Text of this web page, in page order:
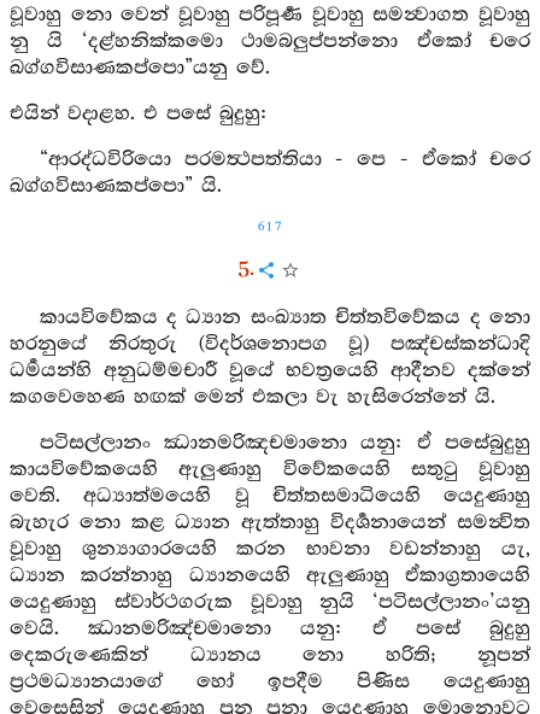
වූවාහු නො වෙන් වූවාහු පරිපූර්‍ණ වූවාහු සමන්‍වාගත වූවාහු
නු යි ‘දළ්හනික්කමො ථාමබලුප්පන්නො ඒකෝ චරෙ
ඛග්ගවිසාණකප්පො”යනු වේ.
එයින් වදාළහ. එ පසේ බුදුහු:
“ආරද්ධවිරියො පරමත්‍ථපත්තියා - පෙ - ඒකෝ චරෙ
ඛග්ගවිසාණකප්පො” යි.
617
5.
කායවිවේකය ද ධ්‍යාන සංඛ්‍යාත චිත්තවිවේකය ද නො
හරනුයේ නිරතුරු (විදර්ශනොපග වූ) පඤ්චස්කන්ධාදි
ධර්‍මයන්හි අනුධම්මචාරී වූයේ භවත්‍රයෙහි ආදීනව දක්නේ
කගවෙහෙණ හඟක් මෙන් එකලා වැ හැසිරෙන්නේ යි.
පටිසල්ලානං ඣානමරිඤචමානො යනු: ඒ පසේබුදුහු
කායවිවේකයෙහි ඇලුණාහු විවේකයෙහි සතුටු වූවාහු
වෙති. අධ්‍යාත්මයෙහි වූ චිත්තසමාධියෙහි යෙදුණාහු
බැහැර නො කළ ධ්‍යාන ඇත්තාහු විදර්‍ශනායෙන් සමන්‍විත
වූවාහු ශුන්‍යාගාරයෙහි කරන භාවනා වඩන්නාහු යැ,
ධ්‍යාන කරන්නාහු ධ්‍යානයෙහි ඇලුණාහු ඒකාග්‍රතායෙහි
යෙදුණාහු ස්වාර්ථගරුක වූවාහු නුයි ‘පටිසල්ලානං’යනු
වෙයි. ඣානමරිඤ්චමානො යනු: ඒ පසේ බුදුහු
දෙකරුණෙකින් ධ්‍යානය නො හරිති; නූපන්
ප්‍රථමධ්‍යානයාගේ හෝ ඉපදීම පිණිස යෙදුණාහු
වෙසෙසින් යෙදුණාහු පුන පුනා යෙදුණාහු මොනොවට